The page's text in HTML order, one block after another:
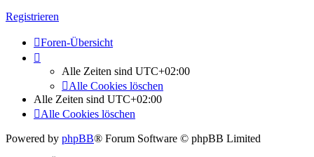
Registrieren
Foren-Übersicht
Alle Zeiten sind UTC+02:00
Alle Cookies löschen
Alle Zeiten sind UTC+02:00
Alle Cookies löschen
Powered by phpBB® Forum Software © phpBB Limited